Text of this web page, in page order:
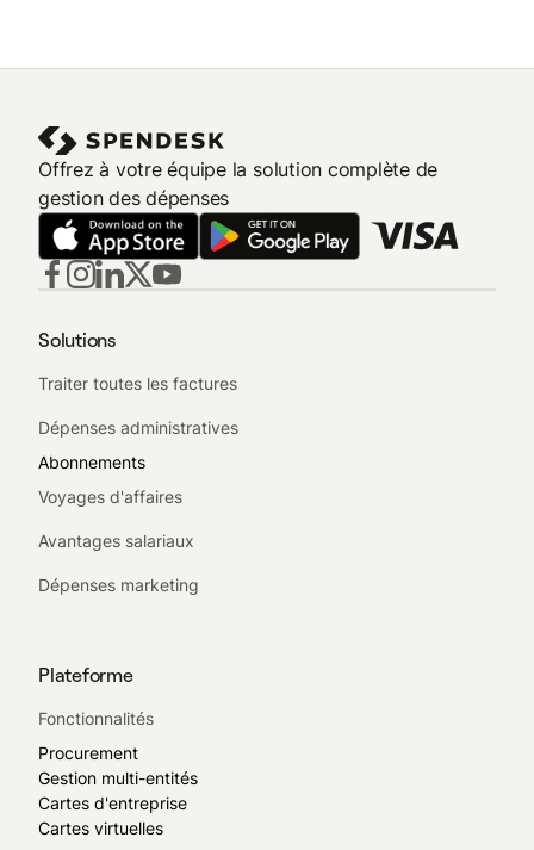
Offrez à votre équipe la solution complète de
gestion des dépenses
Solutions
Traiter toutes les factures
Dépenses administratives
Abonnements
Voyages d'affaires
Avantages salariaux
Dépenses marketing
Plateforme
Fonctionnalités
Procurement
Gestion multi-entités
Cartes d'entreprise
Cartes virtuelles